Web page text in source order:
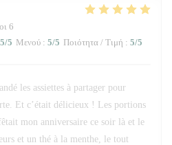
6
5/5 Μενού : 5/5 Ποιότητα / Τιμή : 5/5
les assiettes à partager pour
Et c’était délicieux ! Les portions
mon anniversaire ce soir là et le
et un thé à la menthe, le tout